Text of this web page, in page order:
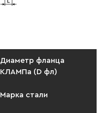
Диаметр фланца
КЛАМПа (D фл)
Марка стали